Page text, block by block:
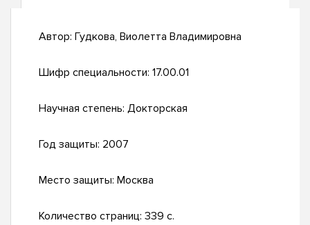
Автор: Гудкова, Виолетта Владимировна
Шифр специальности: 17.00.01
Научная степень: Докторская
Год защиты: 2007
Место защиты: Москва
Количество страниц: 339 с.